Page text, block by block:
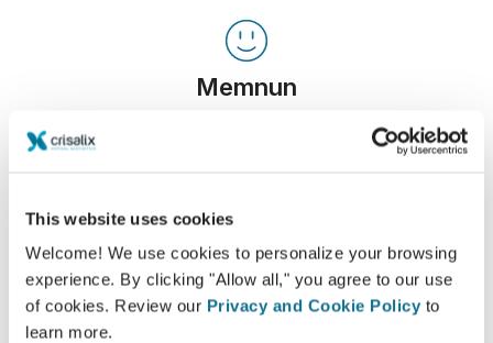
This website uses cookies
Welcome! We use cookies to personalize your browsing
experience. By clicking "Allow all," you agree to our use
of cookies. Review our Privacy and Cookie Policy to
learn more.
Memnun
Kadınların 100%'ı öncesinde Crisalix 3D
simülasyonu gördüklerinde ameliyatlarından ya
kaldıklarını söylediler.*
*Mayıs 2010 ile Eylül 2011 arasında İsviçre'de ameliyat olan
meme büyütme hastaları arasında çevrimiçi anket yapılmıştır.